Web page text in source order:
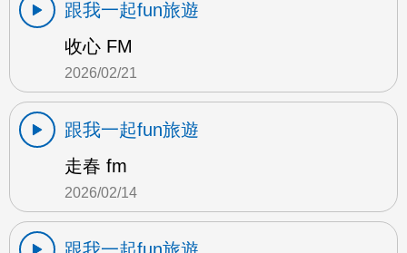
跟我一起fun旅遊
收心 FM
2026/02/21
跟我一起fun旅遊
走春 fm
2026/02/14